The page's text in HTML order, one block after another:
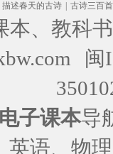
描述春天的古诗 古诗三百首
本、教科
闽
电子课本导
英语、物